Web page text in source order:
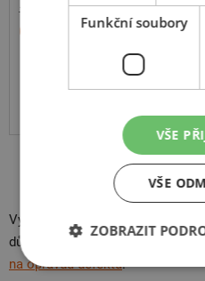
11 013 Kč
6 450 Kč
SKLADEM
Na prodejně v
Vybrali jste si to, co potřebujete?
důležitost
povinné výbavy
na opravdu defektů.
Funkční soubory
VŠE
VŠE
ZOBRAZIT